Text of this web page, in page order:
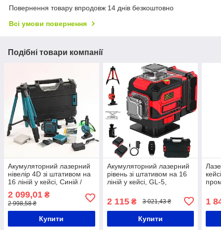
Повернення товару впродовж 14 днів безкоштовно
Всі умови повернення
Подібні товари компанії
Акумуляторний лазерний
нівелір 4D зі штативом на
16 ліній у кейсі, Синій /
2 099,01 ₴
2 998,58 ₴
Купити
Акумуляторний лазерний
рівень зі штативом на 16
ліній у кейсі, GL-5,
лазерний / Лазерний
нівелір
2 115₴ 3 021,43 ₴
Купити
1